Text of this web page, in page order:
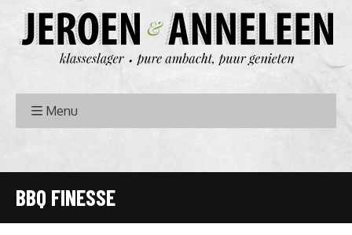
Menu
BBQ FINESSE